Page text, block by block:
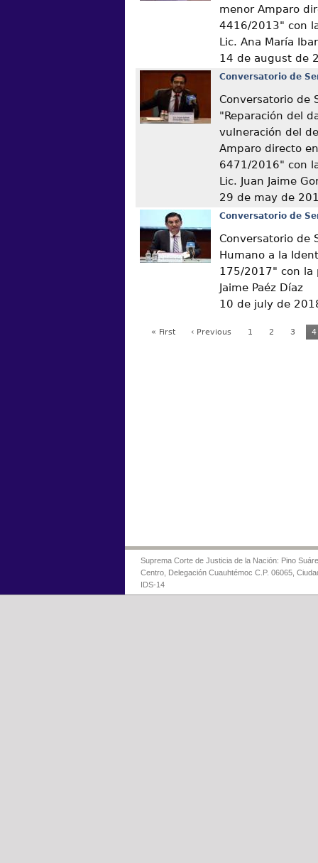
menor Amparo
4416/2013" con
Lic. Ana María
14 de august de
Conversatorio de
Conversatorio de
"Reparación del
vulneración del
Amparo directo
6471/2016" con
Lic. Juan Jaime
29 de may de
Conversatorio de
Conversatorio de
Humano a la
175/2017" con la
Jaime Paéz Díaz
10 de july de
« First ‹ Previous 1 2 3 4
Suprema Corte de Justicia de la Nación: Pino
Centro, Delegación Cuauhtémoc C.P. 06065,
IDS-14